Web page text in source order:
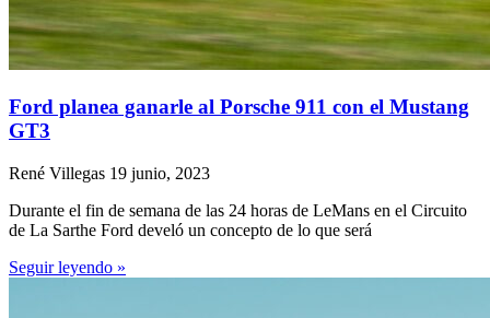
Ford planea ganarle al Porsche 911 con el Mustang
GT3
René Villegas 19 junio, 2023
Durante el fin de semana de las 24 horas de LeMans en el Circuito
de La Sarthe Ford develó un concepto de lo que será
Seguir leyendo »